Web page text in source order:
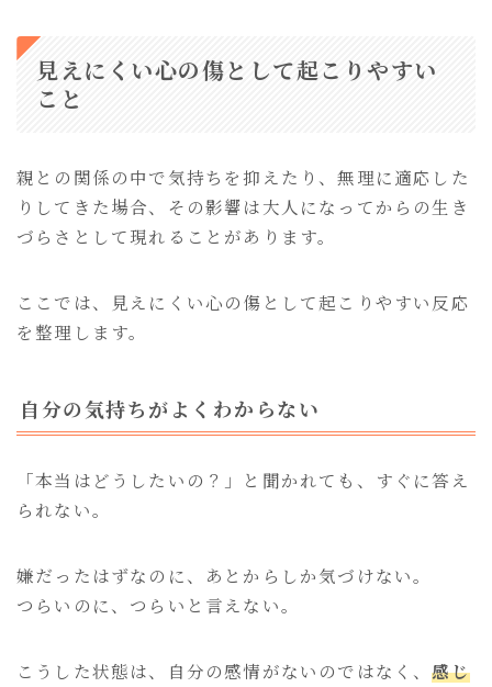
見えにくい心の傷として起こりやすい
こと
親との関係の中で気持ちを抑えたり、無理に適応した
りしてきた場合、その影響は大人になってからの生き
づらさとして現れることがあります。
ここでは、見えにくい心の傷として起こりやすい反応
を整理します。
自分の気持ちがよくわからない
「本当はどうしたいの？」と聞かれても、すぐに答え
られない。
嫌だったはずなのに、あとからしか気づけない。
つらいのに、つらいと言えない。
こうした状態は、自分の感情がないのではなく、感じ